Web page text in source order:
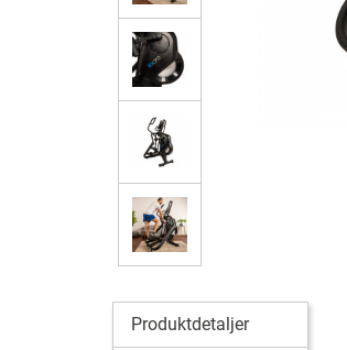
Produktdetaljer